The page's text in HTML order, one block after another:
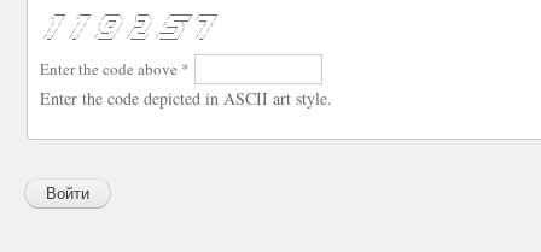
   <  /   <  /   / __ \   |__ \    / ____/ /__  /
   / /    / /   / /_/ /   __/ /   /___ \     / /
  / /    / /    \__, /   / __/   ____/ /    / /
/_/    /_/    /____/   /____/  /_____/    /_/
Enter the code above *
Enter the code depicted in ASCII art style.